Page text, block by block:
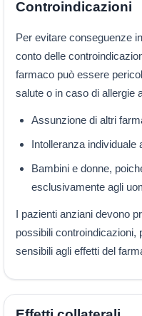
Controindicazioni
Per evitare conseguenze
conto delle
farmaco può essere
salute o in caso di allergie
Assunzione di altri
Intolleranza individuale
Bambini e donne,
esclusivamente agli
I pazienti anziani devono
possibili controindicazioni,
sensibili agli effetti del